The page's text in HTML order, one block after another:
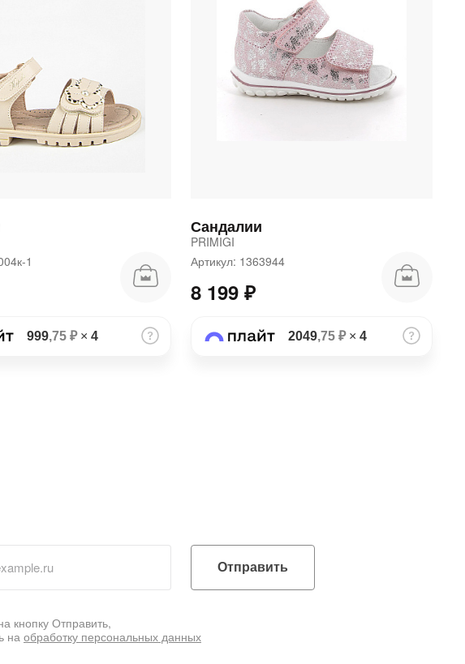
1
999,75 ₽× 4
Сандалии
PRIMIGI
Артикул: 1363944
8 199 ₽
2049,75 ₽× 4
Отправить
кнопку Отправить,
на обработку персональных данных